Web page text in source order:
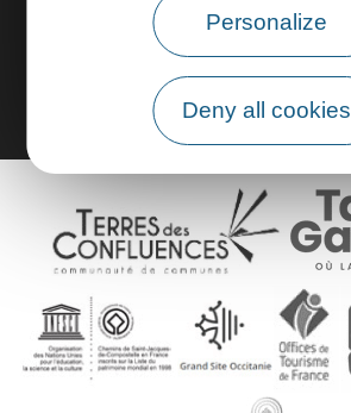
Personalize
Deny all cookies